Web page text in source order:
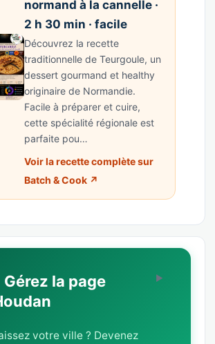
normand à la cannelle ·
2 h 30 min · facile
Découvrez la recette
traditionnelle de Teurgoule, un
dessert gourmand et healthy
originaire de Normandie.
Facile à préparer et cuire,
cette spécialité régionale est
parfaite pou…
Voir la recette complète sur
Batch & Cook ↗
Gérez la page
votre ville ? Devenez